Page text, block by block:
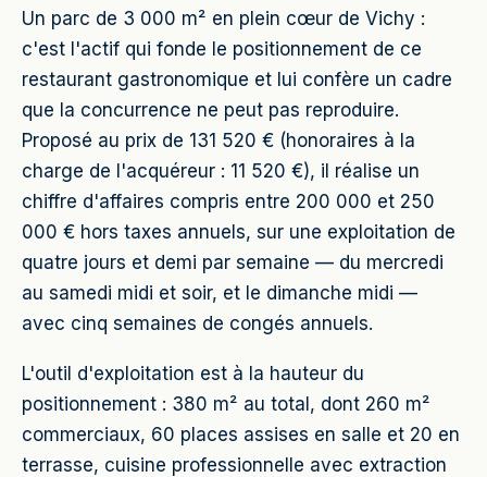
Un parc de 3 000 m² en plein cœur de Vichy :
c'est l'actif qui fonde le positionnement de ce
restaurant gastronomique et lui confère un cadre
que la concurrence ne peut pas reproduire.
Proposé au prix de 131 520 € (honoraires à la
charge de l'acquéreur : 11 520 €), il réalise un
chiffre d'affaires compris entre 200 000 et 250
000 € hors taxes annuels, sur une exploitation de
quatre jours et demi par semaine — du mercredi
au samedi midi et soir, et le dimanche midi —
avec cinq semaines de congés annuels.
L'outil d'exploitation est à la hauteur du
positionnement : 380 m² au total, dont 260 m²
commerciaux, 60 places assises en salle et 20 en
terrasse, cuisine professionnelle avec extraction